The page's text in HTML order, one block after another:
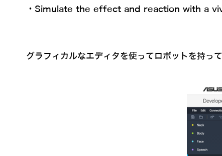
・Simulate the effect and reaction with a
グラフィカルなエディタを使ってロボットを持っ